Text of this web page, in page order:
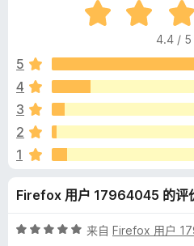
览
器
附
加
件
程
下
载
管
理
器
评
分
.
/
4.4 / 5
5
4
3
2
1
Firefox 用户 17964045 的评
评
来自 Firefox 用户